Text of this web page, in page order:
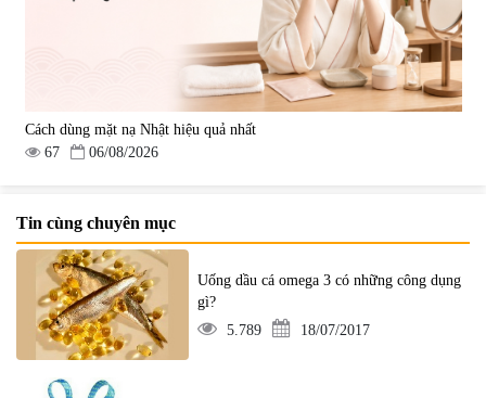
Cách dùng mặt nạ Nhật hiệu quả nhất
67
06/08/2026
Tin cùng chuyên mục
Uống dầu cá omega 3 có những công dụng
gì?
5.789
18/07/2017